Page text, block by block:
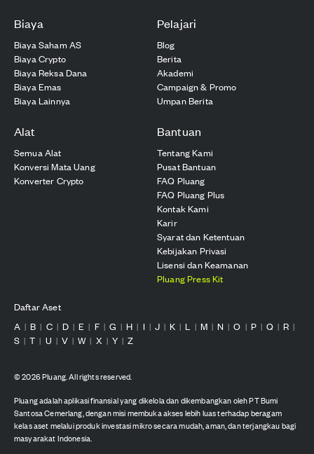
Biaya
Biaya Saham AS
Biaya Crypto
Biaya Reksa Dana
Biaya Emas
Biaya Lainnya
Pelajari
Blog
Berita
Akademi
Campaign & Promo
Umpan Berita
Alat
Semua Alat
Konversi Mata Uang
Konverter Crypto
Bantuan
Tentang Kami
Pusat Bantuan
FAQ Pluang
FAQ Pluang Plus
Kontak Kami
Karir
Syarat dan Ketentuan
Kebijakan Privasi
Lisensi dan Keamanan
Pluang Press Kit
Daftar Aset
A | B | C | D | E | F | G | H | I | J | K | L | M | N | O | P | Q | R |
S | T | U | V | W | X | Y | Z
©2026Pluang. All rights reserved.
Pluang adalah aplikasi finansial yang dikelola dan dikembangkan oleh PT Bumi
Santosa Cemerlang, dengan misi membuka akses lebih luas terhadap beragam
kelas aset melalui produk investasi mikro secara mudah, aman, dan terjangkau bagi
masyarakat Indonesia.